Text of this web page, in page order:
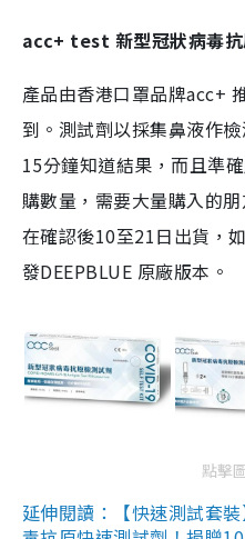
acc+ test 新型冠狀病毒抗
產品由香港口罩品牌acc+
到。測試劑以採集鼻液作
15分鐘知道結果，而且準
購數量，需要大量購入的
在確認後10至21日出貨，
發DEEPBLUE 原廠版本。
點擊
延伸閱讀：【快速測試套